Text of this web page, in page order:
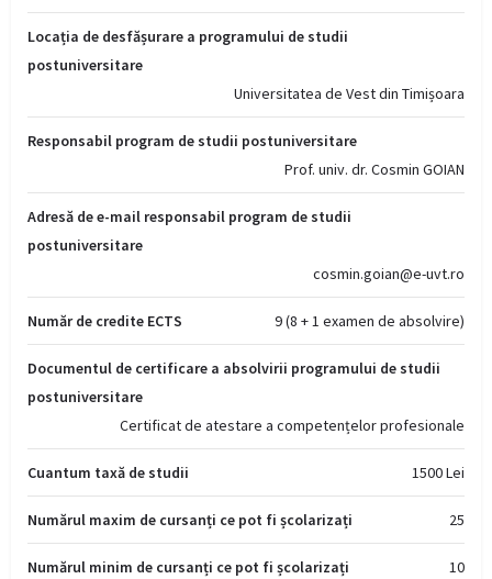
Locația de desfășurare a programului de studii
postuniversitare
Universitatea de Vest din Timișoara
Responsabil program de studii postuniversitare
Prof. univ. dr. Cosmin GOIAN
Adresă de e-mail responsabil program de studii
postuniversitare
cosmin.goian@e-uvt.ro
Număr de credite ECTS 9 (8 + 1 examen de absolvire)
Documentul de certificare a absolvirii programului de studii
postuniversitare
Certificat de atestare a competențelor profesionale
Cuantum taxă de studii 1500 Lei
Numărul maxim de cursanți ce pot fi școlarizați 25
Numărul minim de cursanți ce pot fi școlarizați 10